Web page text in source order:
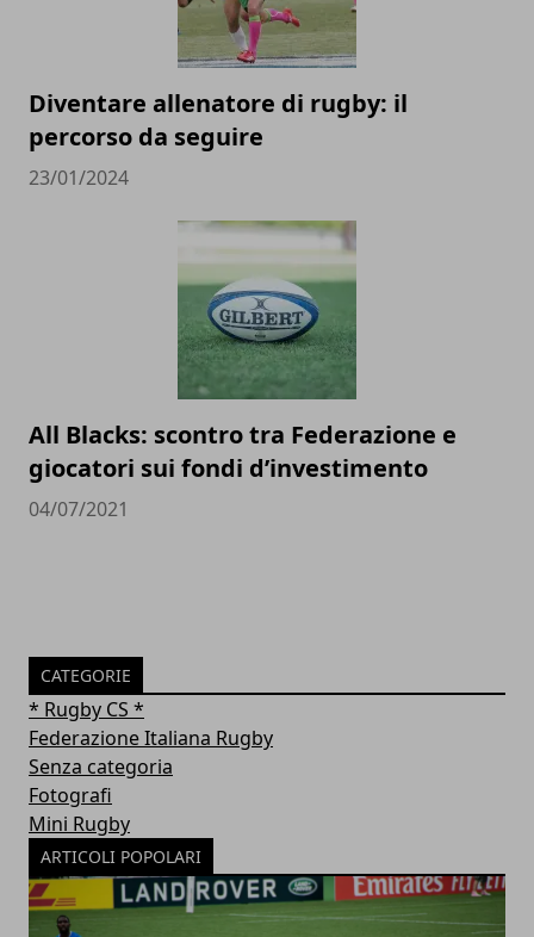
Diventare allenatore di rugby: il
percorso da seguire
23/01/2024
All Blacks: scontro tra Federazione e
giocatori sui fondi d’investimento
04/07/2021
CATEGORIE
* Rugby CS *
Federazione Italiana Rugby
Senza categoria
Fotografi
Mini Rugby
ARTICOLI POPOLARI